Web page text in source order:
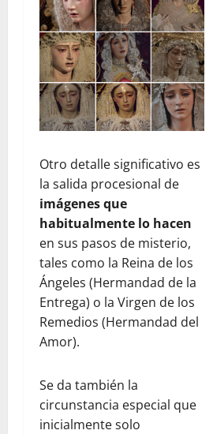
Otro detalle significativo es
la salida procesional de
imágenes que
habitualmente lo hacen
en sus pasos de misterio,
tales como la Reina de los
Ángeles (Hermandad de la
Entrega) o la Virgen de los
Remedios (Hermandad del
Amor).
Se da también la
circunstancia especial que
inicialmente solo